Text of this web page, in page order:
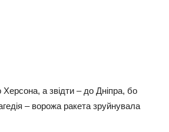
а звідти – до Дніпра, бо
– ворожа ракета зруйнувала